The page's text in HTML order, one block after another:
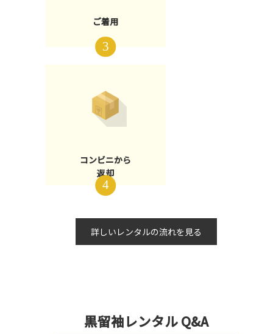
ご着用
コンビニから
返却
詳しいレンタルの流れを見る
黒留袖レンタル Q&A